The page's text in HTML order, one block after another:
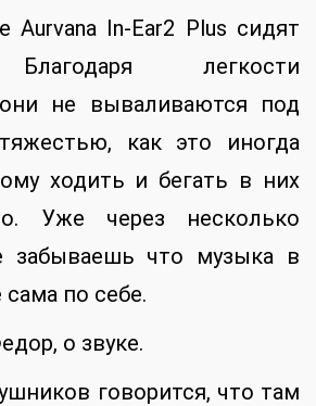
Aurvana In-Ear2 Plus сидят
легкости
они не вываливаются под
как это иногда
ходить и бегать в них
Уже через несколько
забываешь что музыка в
сама по себе.
о звуке.
говорится, что там